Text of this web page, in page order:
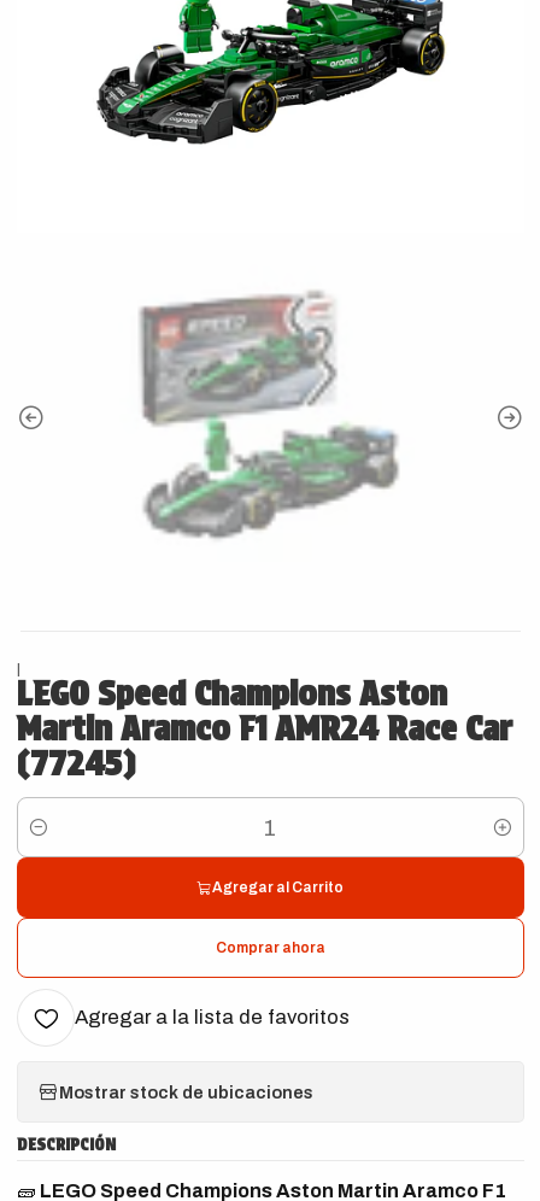
|
LEGO Speed Champions Aston
Martin Aramco F1 AMR24 Race Car
(77245)
Cantidad
Agregar al Carrito
Comprar ahora
Agregar a la lista de favoritos
Mostrar stock de ubicaciones
DESCRIPCIÓN
🧱 LEGO Speed Champions Aston Martin Aramco F1